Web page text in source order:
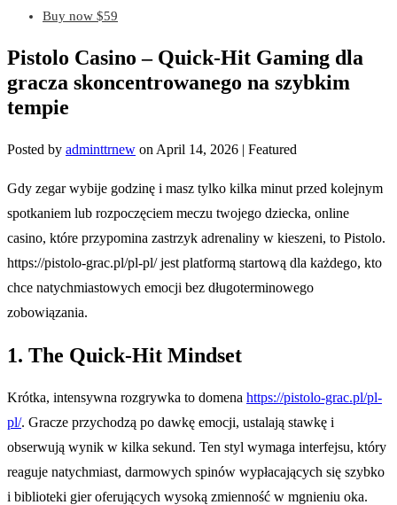
Buy now $59
Pistolo Casino – Quick‑Hit Gaming dla
gracza skoncentrowanego na szybkim
tempie
Posted by adminttrnew on April 14, 2026 | Featured
Gdy zegar wybije godzinę i masz tylko kilka minut przed kolejnym
spotkaniem lub rozpoczęciem meczu twojego dziecka, online
casino, które przypomina zastrzyk adrenaliny w kieszeni, to Pistolo.
https://pistolo-grac.pl/pl-pl/ jest platformą startową dla każdego, kto
chce natychmiastowych emocji bez długoterminowego
zobowiązania.
1. The Quick‑Hit Mindset
Krótka, intensywna rozgrywka to domena https://pistolo-grac.pl/pl-
pl/. Gracze przychodzą po dawkę emocji, ustalają stawkę i
obserwują wynik w kilka sekund. Ten styl wymaga interfejsu, który
reaguje natychmiast, darmowych spinów wypłacających się szybko
i biblioteki gier oferujących wysoką zmienność w mgnieniu oka.